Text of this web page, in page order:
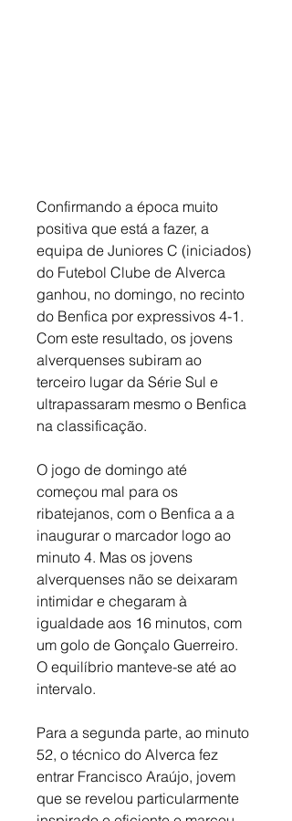
Confirmando a época muito
positiva que está a fazer, a
equipa de Juniores C (iniciados)
do Futebol Clube de Alverca
ganhou, no domingo, no recinto
do Benfica por expressivos 4-1.
Com este resultado, os jovens
alverquenses subiram ao
terceiro lugar da Série Sul e
ultrapassaram mesmo o Benfica
na classificação.
O jogo de domingo até
começou mal para os
ribatejanos, com o Benfica a a
inaugurar o marcador logo ao
minuto 4. Mas os jovens
alverquenses não se deixaram
intimidar e chegaram à
igualdade aos 16 minutos, com
um golo de Gonçalo Guerreiro.
O equilíbrio manteve-se até ao
intervalo.
Para a segunda parte, ao minuto
52, o técnico do Alverca fez
entrar Francisco Araújo, jovem
que se revelou particularmente